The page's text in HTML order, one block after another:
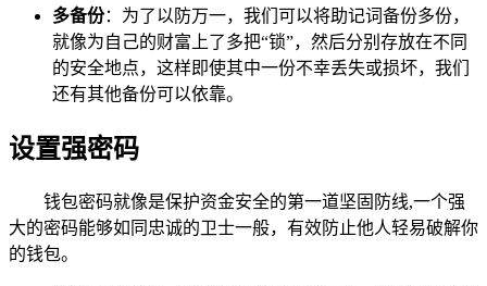
多备份：为了以防万一，我们可以将助记词备份多份，
就像为自己的财富上了多把“锁”，然后分别存放在不同
的安全地点，这样即使其中一份不幸丢失或损坏，我们
还有其他备份可以依靠。
设置强密码
钱包密码就像是保护资金安全的第一道坚固防线,一个强
大的密码能够如同忠诚的卫士一般，有效防止他人轻易破解你
的钱包。